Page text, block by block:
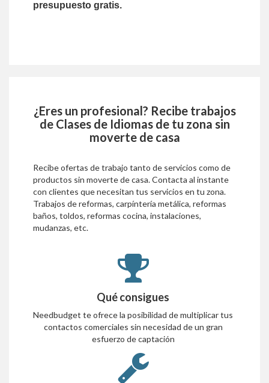
presupuesto gratis.
¿Eres un profesional? Recibe trabajos
de Clases de Idiomasde tu zona sin
moverte de casa
Recibe ofertas de trabajo tanto de servicios como de
productos sin moverte de casa. Contacta al instante
con clientes que necesitan tus servicios en tu zona.
Trabajos de reformas, carpíntería metálica, reformas
baños, toldos, reformas cocina, instalaciones,
mudanzas, etc.
Qué consigues
Needbudget te ofrece la posibilidad de multiplicar tus
contactos comerciales sin necesidad de un gran
esfuerzo de captación